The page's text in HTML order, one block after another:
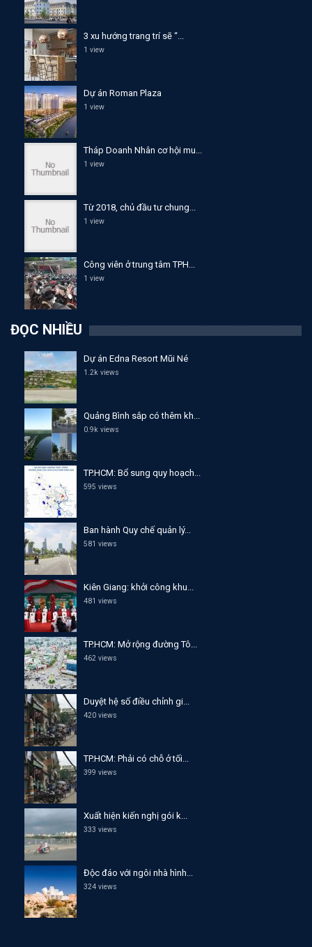
3 xu hướng trang trí sẽ “...
1 view
Dự án Roman Plaza
1 view
Tháp Doanh Nhân cơ hội mu...
1 view
Từ 2018, chủ đầu tư chung...
1 view
Công viên ở trung tâm TPH...
1 view
ĐỌC NHIỀU
Dự án Edna Resort Mũi Né
1.2k views
Quảng Bình sắp có thêm kh...
0.9k views
TP.HCM: Bổ sung quy hoạch...
595 views
Ban hành Quy chế quản lý...
581 views
Kiên Giang: khởi công khu...
481 views
TP.HCM: Mở rộng đường Tô...
462 views
Duyệt hệ số điều chỉnh gi...
420 views
TP.HCM: Phải có chỗ ở tối...
399 views
Xuất hiện kiến nghị gói k...
333 views
Độc đáo với ngôi nhà hình...
324 views